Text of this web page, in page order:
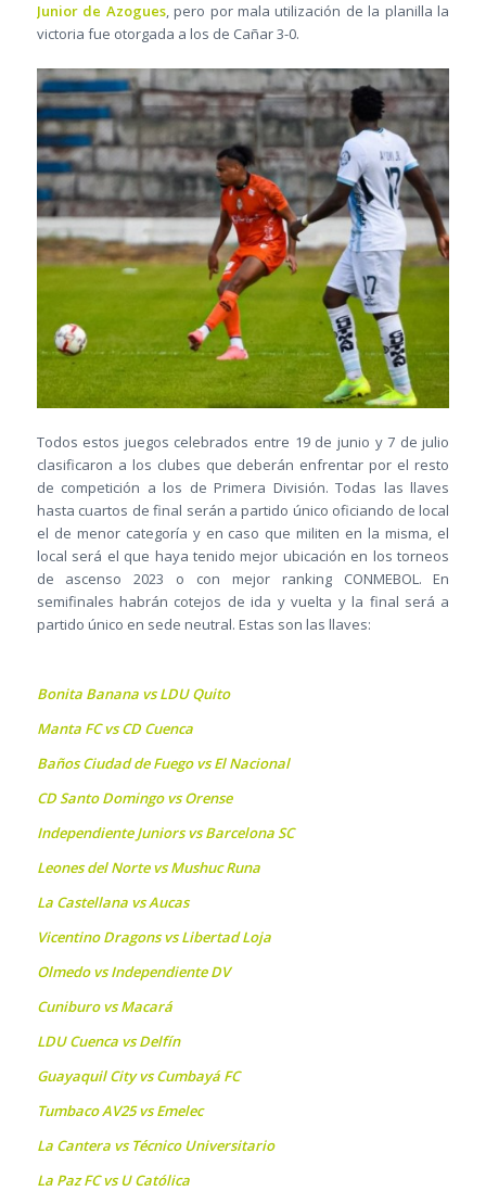
Junior de Azogues, pero por mala utilización de la planilla la
victoria fue otorgada a los de Cañar 3-0.
Todos estos juegos celebrados entre 19 de junio y 7 de julio
clasificaron a los clubes que deberán enfrentar por el resto
de competición a los de Primera División. Todas las llaves
hasta cuartos de final serán a partido único oficiando de local
el de menor categoría y en caso que militen en la misma, el
local será el que haya tenido mejor ubicación en los torneos
de ascenso 2023 o con mejor ranking CONMEBOL. En
semifinales habrán cotejos de ida y vuelta y la final será a
partido único en sede neutral. Estas son las llaves:
Bonita Banana vs LDU Quito
Manta FC vs CD Cuenca
Baños Ciudad de Fuego vs El Nacional
CD Santo Domingo vs Orense
Independiente Juniors vs Barcelona SC
Leones del Norte vs Mushuc Runa
La Castellana vs Aucas
Vicentino Dragons vs Libertad Loja
Olmedo vs Independiente DV
Cuniburo vs Macará
LDU Cuenca vs Delfín
Guayaquil City vs Cumbayá FC
Tumbaco AV25 vs Emelec
La Cantera vs Técnico Universitario
La Paz FC vs U Católica